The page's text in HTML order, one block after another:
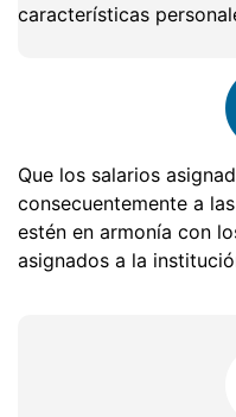
características
Que los salarios
consecuentemente a
estén en armonía con
asignados a la